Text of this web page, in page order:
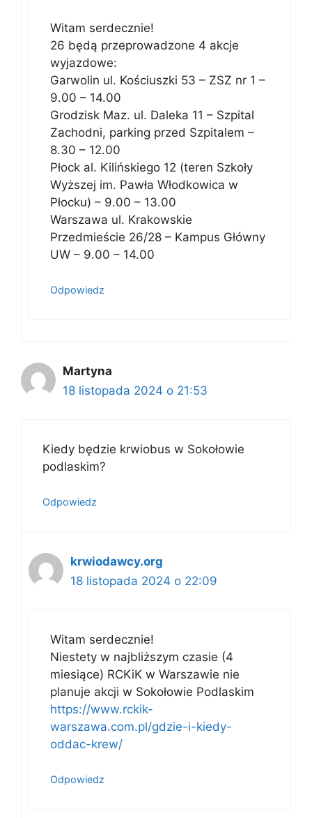
Witam serdecznie!
26 będą przeprowadzone 4 akcje
wyjazdowe:
Garwolin ul. Kościuszki 53 – ZSZ nr 1 –
9.00 – 14.00
Grodzisk Maz. ul. Daleka 11 – Szpital
Zachodni, parking przed Szpitalem –
8.30 – 12.00
Płock al. Kilińskiego 12 (teren Szkoły
Wyższej im. Pawła Włodkowica w
Płocku) – 9.00 – 13.00
Warszawa ul. Krakowskie
Przedmieście 26/28 – Kampus Główny
UW – 9.00 – 14.00
Odpowiedz
Martyna
18 listopada 2024 o 21:53
Kiedy będzie krwiobus w Sokołowie
podlaskim?
Odpowiedz
krwiodawcy.org
18 listopada 2024 o 22:09
Witam serdecznie!
Niestety w najbliższym czasie (4
miesiące) RCKiK w Warszawie nie
planuje akcji w Sokołowie Podlaskim
https://www.rckik-
warszawa.com.pl/gdzie-i-kiedy-
oddac-krew/
Odpowiedz